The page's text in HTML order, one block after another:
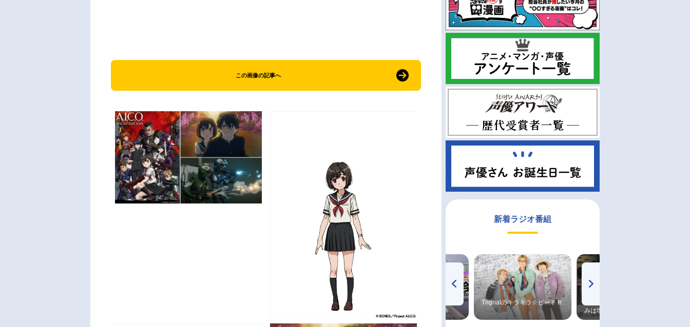
この画像の記事へ
新着ラジオ番組
高橋美紀のおんぷの気持ち
♪ in アニメイトタイムズ
radio 大直会 2nd season
Trignalのキラキラ☆ビートＲ
みは塩だけ